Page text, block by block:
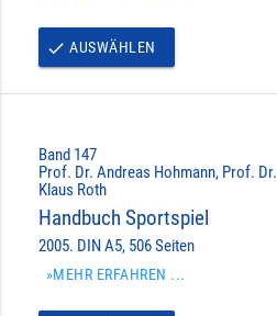
done AUSWÄHLEN
Band 147
Prof. Dr. Andreas Hohmann, Prof.
Klaus Roth
Handbuch Sportspiel
2005. DIN A5, 506 Seiten
»MEHR ERFAHREN ...